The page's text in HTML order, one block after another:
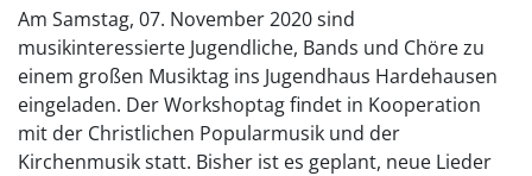
Am Samstag, 07. November 2020 sind
musikinteressierte Jugendliche, Bands und Chöre zu
einem großen Musiktag ins Jugendhaus Hardehausen
eingeladen. Der Workshoptag findet in Kooperation
mit der Christlichen Popularmusik und der
Kirchenmusik statt. Bisher ist es geplant, neue Lieder